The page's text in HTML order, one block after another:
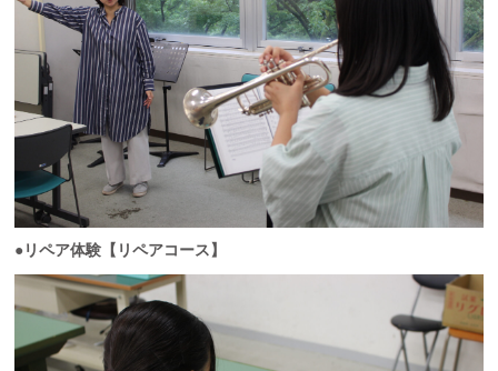
●リペア体験【リペアコース】